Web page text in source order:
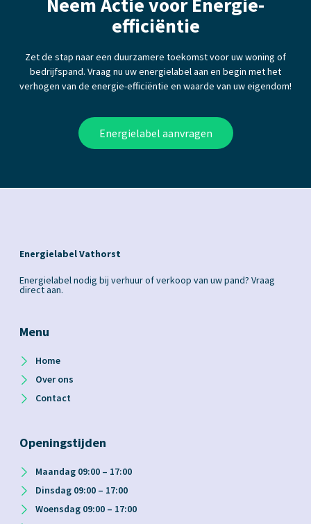
efficiëntie
Zet de stap naar een duurzamere toekomst voor uw woning of
bedrijfspand. Vraag nu uw energielabel aan en begin met het
verhogen van de energie-efficiëntie en waarde van uw eigendom!
Energielabel aanvragen
Energielabel Vathorst
Energielabel nodig bij verhuur of verkoop van uw pand? Vraag
direct aan.
Menu
Home
Over ons
Contact
Openingstijden
Maandag 09:00 – 17:00
Dinsdag 09:00 – 17:00
Woensdag 09:00 – 17:00